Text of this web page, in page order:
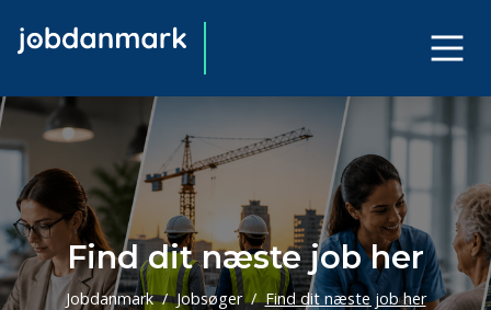
Find dit næste job her
Jobdanmark Jobsøger Find dit næste job her